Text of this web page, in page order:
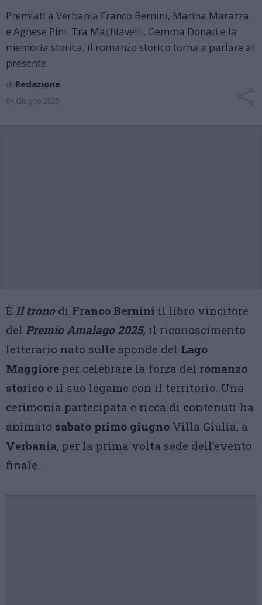
Premiati a Verbania Franco Bernini, Marina Marazza
e Agnese Pini. Tra Machiavelli, Gemma Donati e la
memoria storica, il romanzo storico torna a parlare al
presente
di Redazione
04 Giugno 2025
È Il trono di Franco Bernini il libro vincitore
del Premio Amalago 2025, il riconoscimento
letterario nato sulle sponde del Lago
Maggiore per celebrare la forza del romanzo
storico e il suo legame con il territorio. Una
cerimonia partecipata e ricca di contenuti ha
animato sabato primo giugno Villa Giulia, a
Verbania, per la prima volta sede dell’evento
finale.